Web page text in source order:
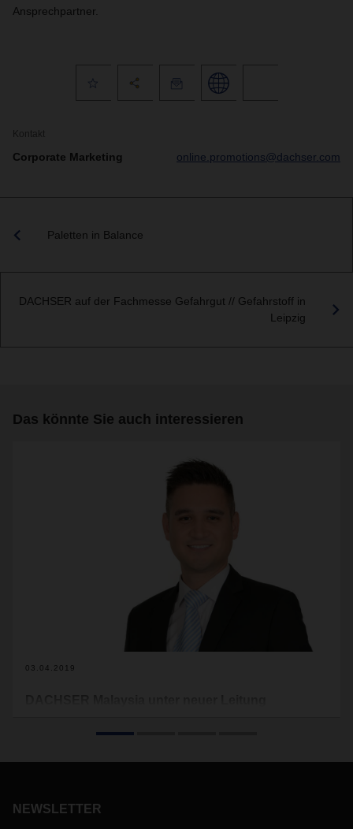
Ansprechpartner.
Kontakt
Corporate Marketing online.promotions@dachser.com
Paletten in Balance
DACHSER auf der Fachmesse Gefahrgut // Gefahrstoff in
Leipzig
Das könnte Sie auch interessieren
03.04.2019
NEWSLETTER